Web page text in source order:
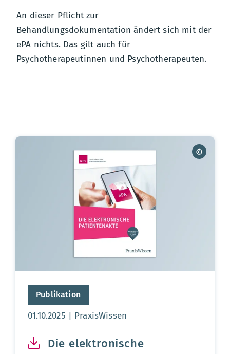
An dieser Pflicht zur
Behandlungsdokumentation ändert sich mit der
ePA nichts. Das gilt auch für
Psychotherapeutinnen und Psychotherapeuten.
Publikation
Aktualisierungsdatum:
01.10.2025 PraxisWissen
Die elektronische